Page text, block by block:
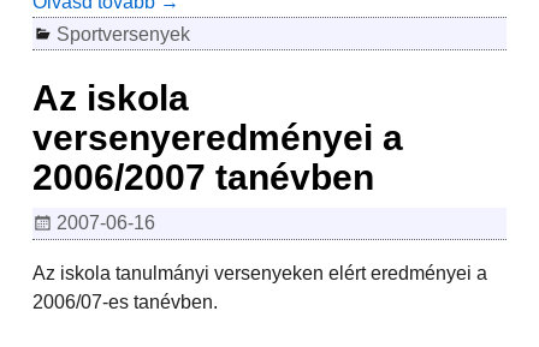
Sportversenyek
Az iskola
versenyeredményei a
2006/2007 tanévben
2007-06-16
Az iskola tanulmányi versenyeken elért eredményei a
2006/07-es tanévben.